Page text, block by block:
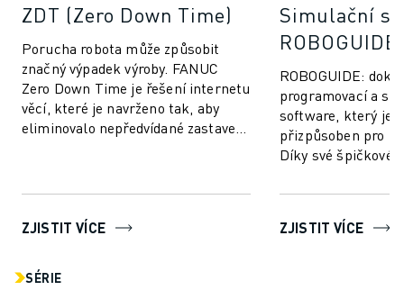
ZDT (Zero Down Time)
Porucha robota může způsobit
značný výpadek výroby. FANUC
Zero Down Time je řešení internetu
věcí, které je navrženo tak, aby
eliminovalo nepředvídané zastavení
ZJISTIT VÍCE
Simulační
ROBOGUIDE
ROBOGUIDE:
programovací a
software, který je
přizpůsoben pro
Díky své špičkové
snadno vytvářet,
ZJISTIT VÍCE
SÉRIE